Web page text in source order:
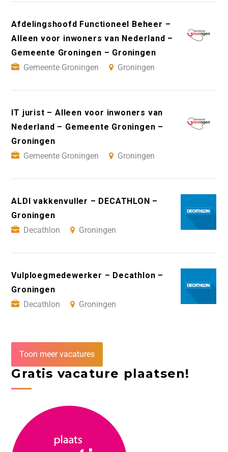
Afdelingshoofd Functioneel Beheer –
Alleen voor inwoners van Nederland –
Gemeente Groningen – Groningen
Gemeente Groningen
Groningen
IT jurist – Alleen voor inwoners van
Nederland – Gemeente Groningen –
Groningen
Gemeente Groningen
Groningen
ALDI vakkenvuller – DECATHLON –
Groningen
Decathlon
Groningen
Vulploegmedewerker – Decathlon –
Groningen
Decathlon
Groningen
Toon meer vacatures
Gratis vacature plaatsen!